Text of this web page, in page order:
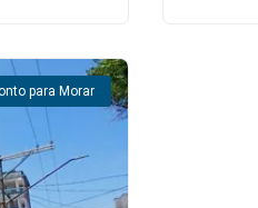
para Morar